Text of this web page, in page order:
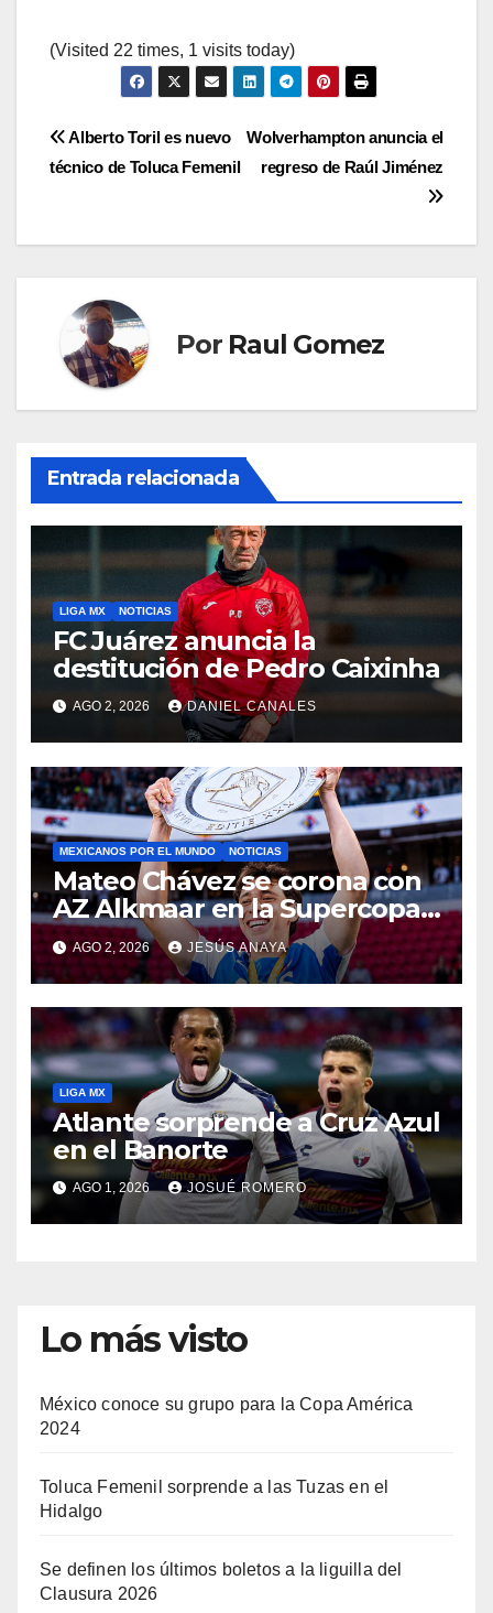
(Visited 22 times, 1 visits today)
Navegación
entradas
Wolverhampton anuncia el
regreso de Raúl Jiménez
Alberto Toril es nuevo
técnico de Toluca Femenil
Por Raul Gomez
Entrada relacionada
LIGA MX NOTICIAS
FC Juárez anuncia la
destitución de Pedro Caixinha
AGO 2, 2026 DANIEL CANALES
MEXICANOS POR EL MUNDO NOTICIAS
Mateo Chávez se corona con
AZ Alkmaar en la Supercopa
de Países Bajos
AGO 2, 2026 JESÚS ANAYA
LIGA MX
Atlante sorprende a Cruz Azul
en el Banorte
AGO 1, 2026 JOSUÉ ROMERO
Lo más visto
México conoce su grupo para la Copa América
2024
Toluca Femenil sorprende a las Tuzas en el
Hidalgo
Se definen los últimos boletos a la liguilla del
Clausura 2026